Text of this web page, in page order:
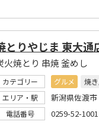
とりやじま 東大通
火焼とり 串焼 釜めし
カテゴリー グルメ
焼
エリア・駅
新潟県佐渡
電話番号 0259-52-1001